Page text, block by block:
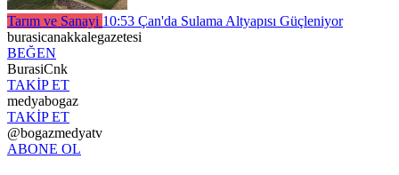
Tarım ve Sanayi 10:53 Çan'da Sulama Altyapısı Güçleniyor
burasicanakkalegazetesi
BEĞEN
BurasiCnk
TAKİP ET
medyabogaz
TAKİP ET
@bogazmedyatv
ABONE OL